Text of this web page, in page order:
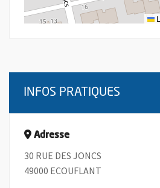
INFOS PRATIQUES
Adresse
30 RUE DES JONCS
49000 ECOUFLANT